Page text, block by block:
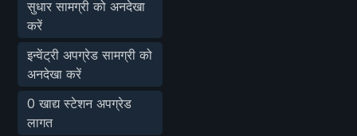
सुधार सामग्री को अनदेखा
करें
इन्वेंट्री अपग्रेड सामग्री को
अनदेखा करें
0 खाद्य स्टेशन अपग्रेड
लागत